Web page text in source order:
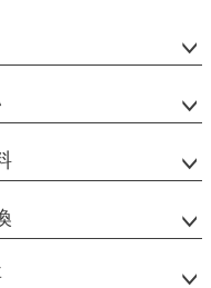
ップ